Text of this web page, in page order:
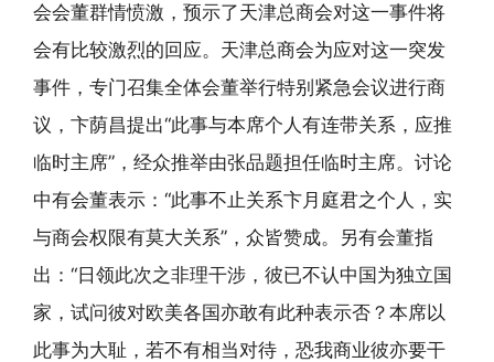
会会董群情愤激，预示了天津总商会对这一事件将
会有比较激烈的回应。天津总商会为应对这一突发
事件，专门召集全体会董举行特别紧急会议进行商
议，卞荫昌提出“此事与本席个人有连带关系，应推
临时主席”，经众推举由张品题担任临时主席。讨论
中有会董表示：“此事不止关系卞月庭君之个人，实
与商会权限有莫大关系”，众皆赞成。另有会董指
出：“日领此次之非理干涉，彼已不认中国为独立国
家，试问彼对欧美各国亦敢有此种表示否？本席以
此事为大耻，若不有相当对待，恐我商业彼亦要干